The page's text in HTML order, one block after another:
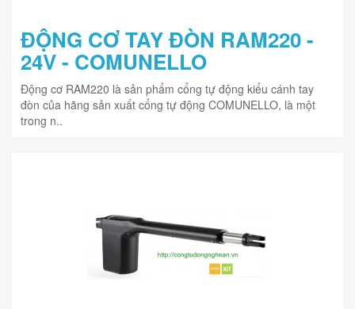
ĐỘNG CƠ TAY ĐÒN RAM220 -
24V - COMUNELLO
Động cơ RAM220 là sản phẩm cổng tự động kiểu cánh tay
đòn của hãng sản xuất cổng tự động COMUNELLO, là một
trong n..